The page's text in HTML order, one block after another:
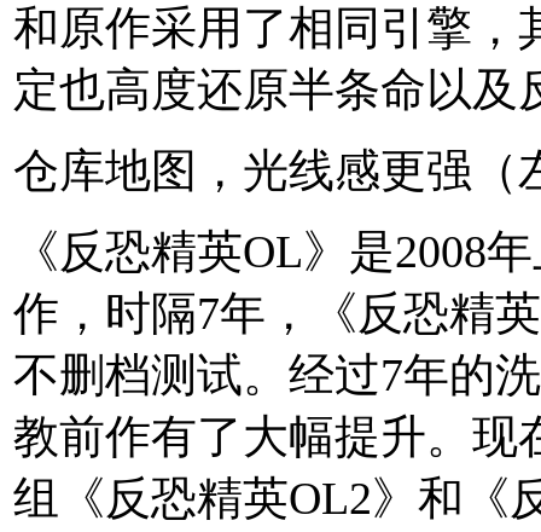
和原作采用了相同引擎，
定也高度还原半条命以及
仓库地图，光线感更强（
《反恐精英OL》是2008
作，时隔7年，《反恐精
不删档测试。经过7年的
教前作有了大幅提升。现
组《反恐精英OL2》和《